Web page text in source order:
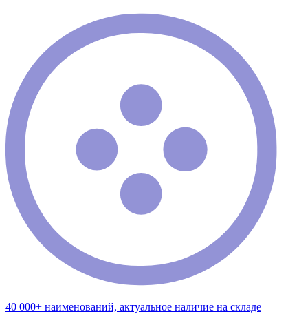
40 000+ наименований, актуальное наличие на складе